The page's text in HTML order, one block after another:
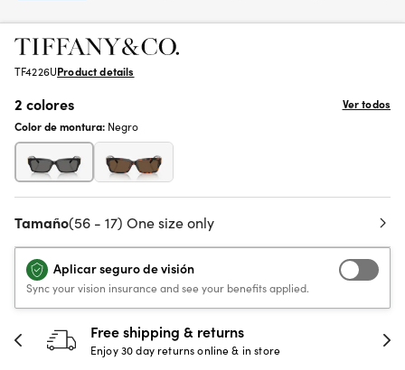
TF4226UProduct details
2 colores
Ver todos
Color de montura: Negro
Tamaño(56 - 17) One size only
Aplicar seguro de visión
Sync your vision insurance and see your benefits applied.
Free shipping & returns
Enjoy 30 day returns online & in store